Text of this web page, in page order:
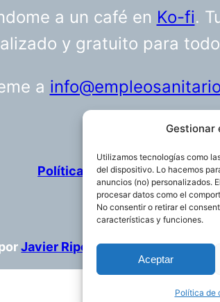
Gestionar
Utilizamos tecnologías como
del dispositivo. Lo hacemos
anuncios (no) personalizados.
procesar datos como el
No consentir o retirar el
características y funciones.
Aceptar
Política de
a un café en Ko-fi.
y gratuito para
a
Política de cookies
Javier Ripoll